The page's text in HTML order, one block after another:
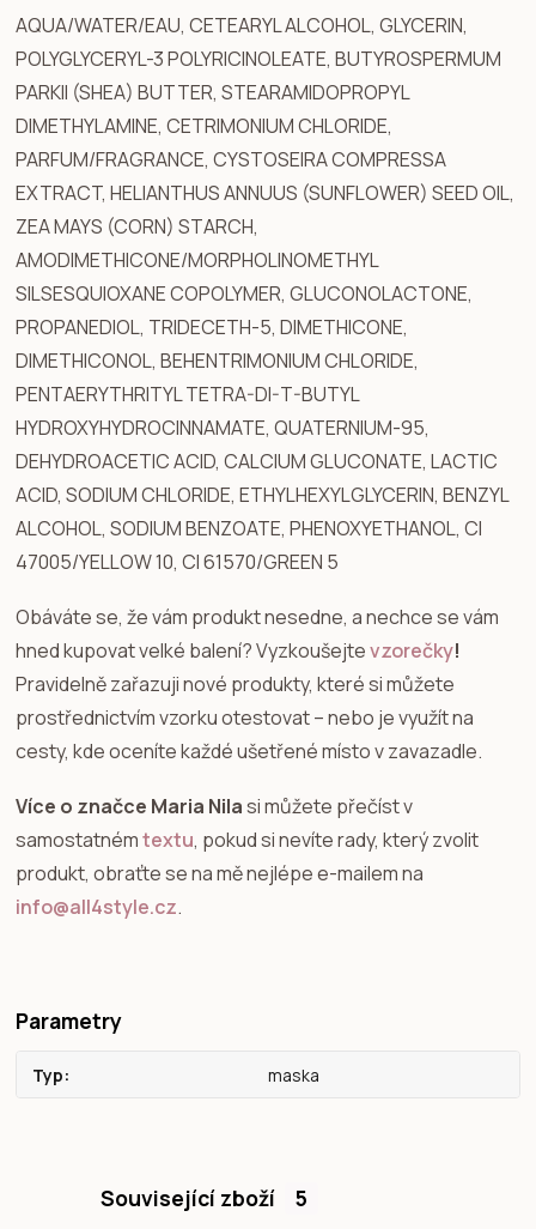
AQUA/WATER/EAU, CETEARYL ALCOHOL, GLYCERIN,
POLYGLYCERYL-3 POLYRICINOLEATE, BUTYROSPERMUM
PARKII (SHEA) BUTTER, STEARAMIDOPROPYL
DIMETHYLAMINE, CETRIMONIUM CHLORIDE,
PARFUM/FRAGRANCE, CYSTOSEIRA COMPRESSA
EXTRACT, HELIANTHUS ANNUUS (SUNFLOWER) SEED OIL,
ZEA MAYS (CORN) STARCH,
AMODIMETHICONE/MORPHOLINOMETHYL
SILSESQUIOXANE COPOLYMER, GLUCONOLACTONE,
PROPANEDIOL, TRIDECETH-5, DIMETHICONE,
DIMETHICONOL, BEHENTRIMONIUM CHLORIDE,
PENTAERYTHRITYL TETRA-DI-T-BUTYL
HYDROXYHYDROCINNAMATE, QUATERNIUM-95,
DEHYDROACETIC ACID, CALCIUM GLUCONATE, LACTIC
ACID, SODIUM CHLORIDE, ETHYLHEXYLGLYCERIN, BENZYL
ALCOHOL, SODIUM BENZOATE, PHENOXYETHANOL, CI
47005/YELLOW 10, CI 61570/GREEN 5
Obáváte se, že vám produkt nesedne, a nechce se vám
hned kupovat velké balení? Vyzkoušejtevzorečky!
Pravidelně zařazuji nové produkty, které si můžete
prostřednictvím vzorku otestovat – nebo je využít na
cesty, kde oceníte každé ušetřené místo v zavazadle.
Více o značce Maria Nilasi můžete přečíst v
samostatnémtextu, pokud si nevíte rady, který zvolit
produkt, obraťte se na mě nejlépe e-mailem na
info@all4style.cz.
Parametry
Typ maska
Související zboží 5